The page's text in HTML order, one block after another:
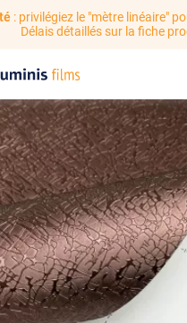
: privilégiez le "mètre linéaire"
Délais détaillés sur la fiche